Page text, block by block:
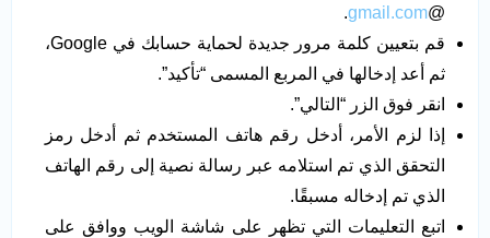
@
gmail.com
.
قم بتعيين كلمة مرور جديدة لحماية حسابك في Google،
ثم أعد إدخالها في المربع المسمى “تأكيد”.
انقر فوق الزر “التالي”.
إذا لزم الأمر، أدخل رقم هاتف المستخدم ثم أدخل رمز
التحقق الذي تم استلامه عبر رسالة نصية إلى رقم الهاتف
الذي تم إدخاله مسبقًا.
اتبع التعليمات التي تظهر على شاشة الويب ووافق على